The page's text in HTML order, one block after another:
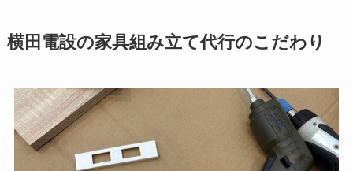
横田電設の家具組み立て代行のこだわり